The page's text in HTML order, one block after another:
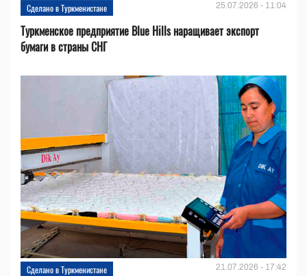
Сделано в Туркменистане 25.07.2026 - 11:04
Туркменское предприятие Blue Hills наращивает экспорт
бумаги в страны СНГ
Сделано в Туркменистане 21.07.2026 - 17:42